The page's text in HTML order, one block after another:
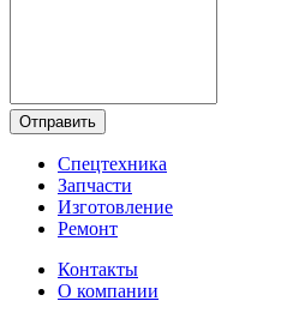
Отправить
Спецтехника
Запчасти
Изготовление
Ремонт
Контакты
О компании